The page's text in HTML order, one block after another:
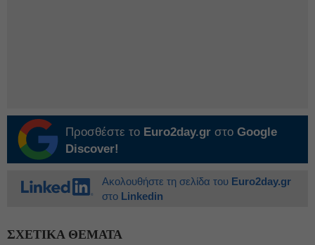
Προσθέστε το Euro2day.gr στο Google
Discover!
Ακολουθήστε τη σελίδα του Euro2day.gr
στο Linkedin
ΣΧΕΤΙΚΑ ΘΕΜΑΤΑ